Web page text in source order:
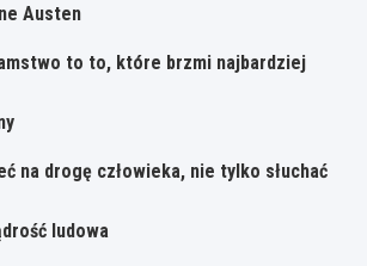
Austen
to to, które brzmi najbardziej
na drogę człowieka, nie tylko słuchać
ludowa